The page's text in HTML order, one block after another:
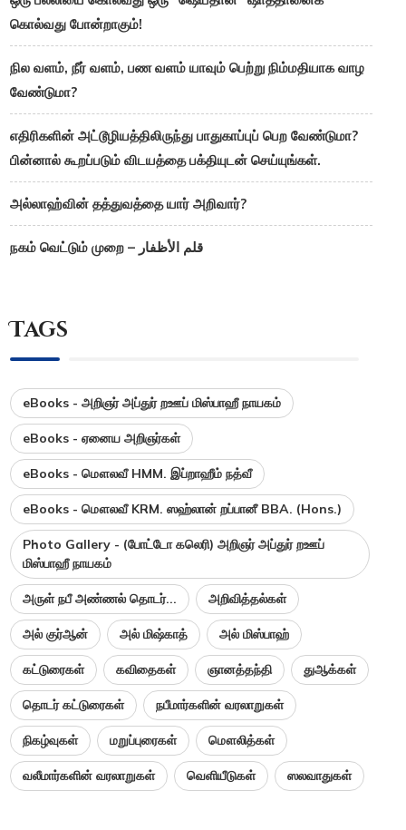
கொல்வது போன்றாகும்!
நில வளம், நீர் வளம், பண வளம் யாவும் பெற்று நிம்மதியாக வாழ
வேண்டுமா?
எதிரிகளின் அட்டூழியத்திலிருந்து பாதுகாப்புப் பெற வேண்டுமா?
பின்னால் கூறப்படும் விடயத்தை பக்தியுடன் செய்யுங்கள்.
அல்லாஹ்வின் தத்துவத்தை யார் அறிவார்?
நகம் வெட்டும் முறை – قلم الأظفار
Tags
eBooks - அறிஞர் அப்துர் றஊப் மிஸ்பாஹீ நாயகம்
eBooks - ஏனைய அறிஞர்கள்
eBooks - மௌலவீ HMM. இப்றாஹீம் நத்வீ
eBooks - மௌலவீ KRM. ஸஹ்லான் றப்பானீ BBA. (Hons.)
Photo Gallery - (போட்டோ கலெரி) அறிஞர் அப்துர் றஊப்
மிஸ்பாஹீ நாயகம்
அருள் நபீ அண்ணல் தொடர்... அறிவித்தல்கள்
அல் குர்ஆன் அல் மிஷ்காத் அல் மிஸ்பாஹ்
கட்டுரைகள் கவிதைகள் ஞானத்தந்தி துஆக்கள்
தொடர் கட்டுரைகள் நபீமார்களின் வரலாறுகள்
நிகழ்வுகள் மறுப்புரைகள் மௌலித்கள்
வலீமார்களின் வரலாறுகள் வெளியீடுகள் ஸலவாதுகள்